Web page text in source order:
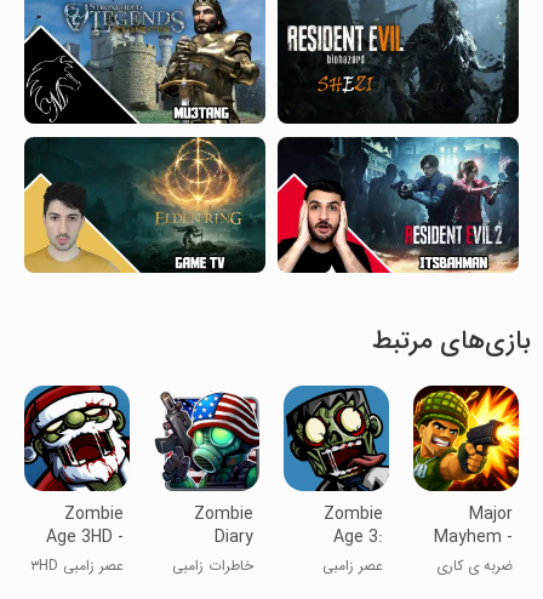
بازی‌های مرتبط
Major
Mayhem -
Go
Commando
ضربه ی کاری
Zombie
Age 3:
Dead City
عصر زامبی
Zombie
Diary
خاطرات زامبی
Zombie
Age 3HD -
Dead
Shooter
عصر زامبی ۳HD